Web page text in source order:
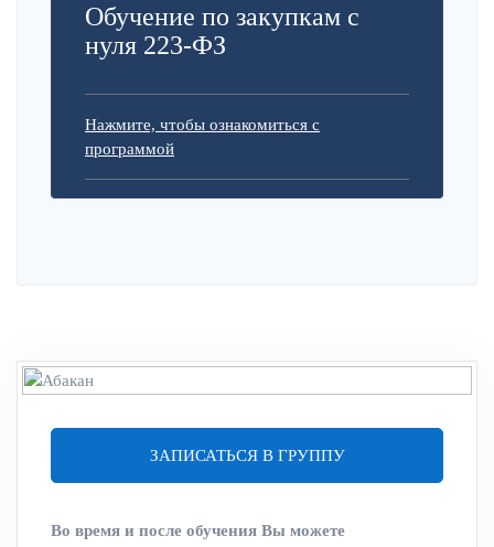
Обучение по закупкам с
нуля 223-ФЗ
Нажмите, чтобы ознакомиться с
программой
ЗАПИСАТЬСЯ В ГРУППУ
Во время и после обучения Вы можете